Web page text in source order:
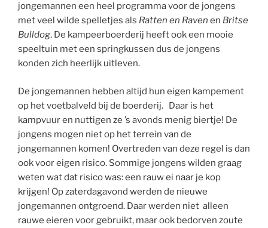
jongemannen een heel programma voor de jongens
met veel wilde spelletjes als Ratten en Raven en Britse
Bulldog. De kampeerboerderij heeft ook een mooie
speeltuin met een springkussen dus de jongens
konden zich heerlijk uitleven.
De jongemannen hebben altijd hun eigen kampement
op het voetbalveld bij de boerderij. Daar is het
kampvuur en nuttigen ze ’s avonds menig biertje! De
jongens mogen niet op het terrein van de
jongemannen komen! Overtreden van deze regel is dan
ook voor eigen risico. Sommige jongens wilden graag
weten wat dat risico was: een rauw ei naar je kop
krijgen! Op zaterdagavond werden de nieuwe
jongemannen ontgroend. Daar werden niet alleen
rauwe eieren voor gebruikt, maar ook bedorven zoute